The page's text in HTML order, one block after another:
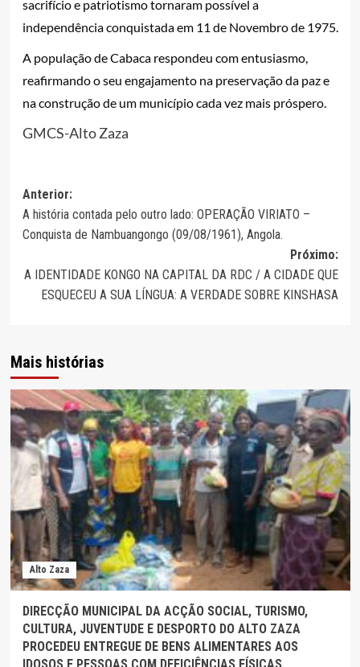
sacrifício e patriotismo tornaram possível a
independência conquistada em 11 de Novembro de 1975.
A população de Cabaca respondeu com entusiasmo,
reafirmando o seu engajamento na preservação da paz e
na construção de um município cada vez mais próspero.
GMCS-Alto Zaza
Navegação
de
artigos
Anterior:
A história contada pelo outro lado: OPERAÇÃO VIRIATO –
Conquista de Nambuangongo (09/08/1961), Angola.
Próximo:
A IDENTIDADE KONGO NA CAPITAL DA RDC / A CIDADE QUE
ESQUECEU A SUA LÍNGUA: A VERDADE SOBRE KINSHASA
Mais histórias
Alto Zaza
DIRECÇÃO MUNICIPAL DA ACÇÃO SOCIAL, TURISMO,
CULTURA, JUVENTUDE E DESPORTO DO ALTO ZAZA
PROCEDEU ENTREGUE DE BENS ALIMENTARES AOS